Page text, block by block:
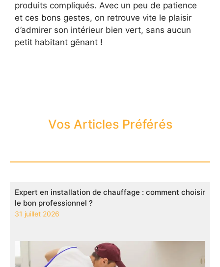
produits compliqués. Avec un peu de patience
et ces bons gestes, on retrouve vite le plaisir
d’admirer son intérieur bien vert, sans aucun
petit habitant gênant !
Vos Articles Préférés
Expert en installation de chauffage : comment choisir
le bon professionnel ?
31 juillet 2026